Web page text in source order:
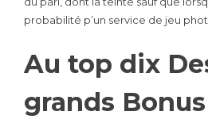
probabilité p’un service de jeu
Au top dix
grands